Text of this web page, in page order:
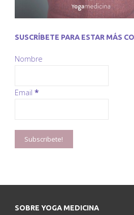
SUSCRÍBETE PARA ESTAR MÁS
Nombre
Email *
SOBRE YOGA MEDICINA